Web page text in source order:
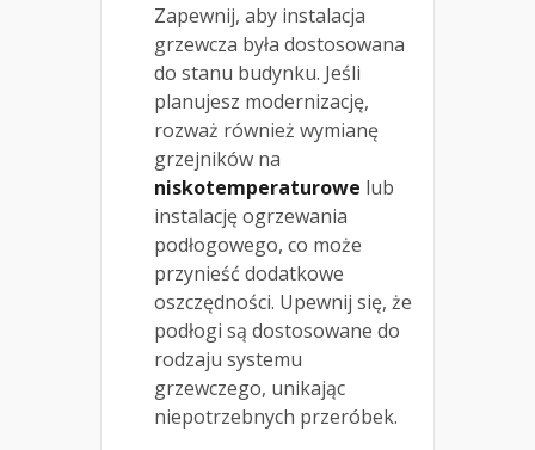
Zapewnij, aby instalacja
grzewcza była dostosowana
do stanu budynku. Jeśli
planujesz modernizację,
rozważ również wymianę
grzejników na
niskotemperaturowe lub
instalację ogrzewania
podłogowego, co może
przynieść dodatkowe
oszczędności. Upewnij się, że
podłogi są dostosowane do
rodzaju systemu
grzewczego, unikając
niepotrzebnych przeróbek.